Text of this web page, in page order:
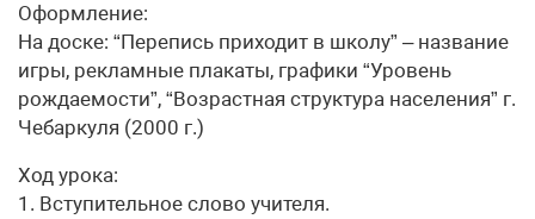
Оформление:
На доске: “Перепись приходит в школу” – название
игры, рекламные плакаты, графики “Уровень
рождаемости”, “Возрастная структура населения” г.
Чебаркуля (2000 г.)
Ход урока:
1. Вступительное слово учителя.